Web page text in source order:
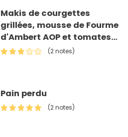
Makis de courgettes
grillées, mousse de Fourme
d'Ambert AOP et tomates
séchées
(2 notes)
Pain perdu
(2 notes)